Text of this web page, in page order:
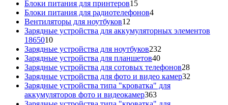
Блоки питания для принтеров1515
товаров
Блоки питания для радиотелефонов44
Вентиляторы для ноутбуков12
товаров
Зарядные устройства для аккумуляторных элементов
186501010
товаров
Зарядные устройства для ноутбуков232
Зарядные устройства для планшетов4040
товаров
Зарядные устройства для сотовых телефонов2828
товаров
Зарядные устройства для фото и видео камер32
Зарядные устройства типа "кроватка" для
аккумуляторов фото и видеокамер363363